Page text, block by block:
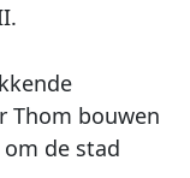
Thom bouwen
de stad